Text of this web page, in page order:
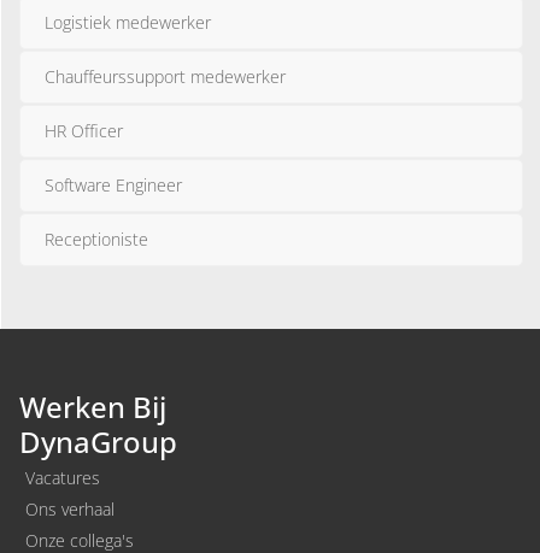
Logistiek medewerker
Chauffeurssupport medewerker
HR Officer
Software Engineer
Receptioniste
Werken Bij
DynaGroup
Vacatures
Ons verhaal
Onze collega's